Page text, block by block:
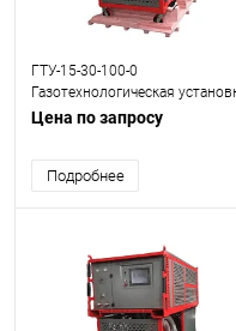
ГТУ-15-30-100-0
Газотехнологическая
(SF6)
Цена по запросу
Подробнее